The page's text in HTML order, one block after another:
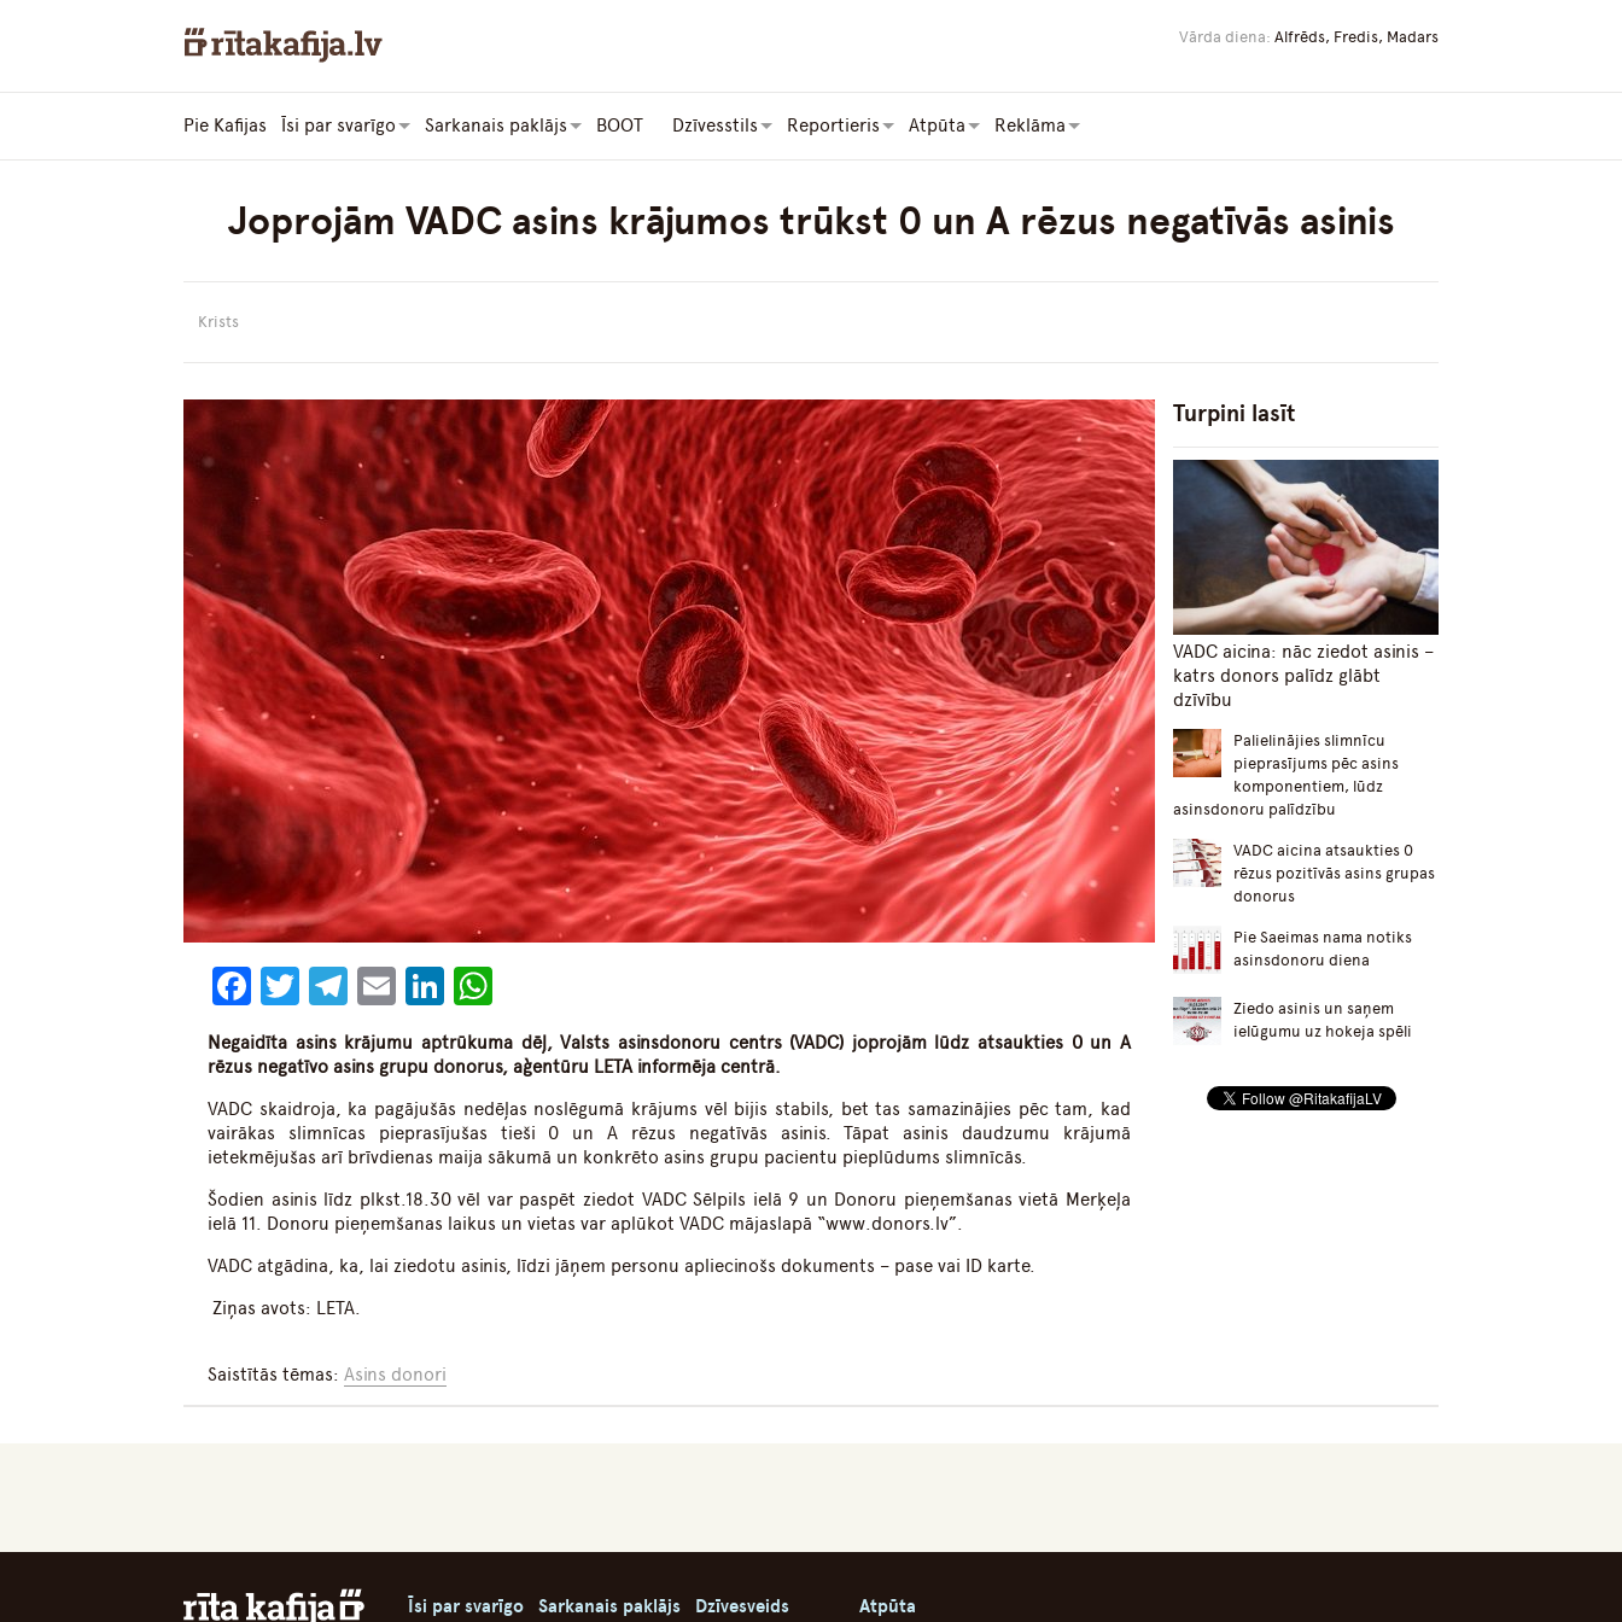
Vārda diena: Alfrēds, Fredis, Madars
Pie Kafijas Īsi par svarīgo Sarkanais paklājs BOOT Dzīvesstils Reportieris Atpūta Reklāma
Joprojām VADC asins krājumos trūkst 0 un A rēzus negatīvās asinis
Krists
Facebook
Twitter
Telegram
EmailLinkedIn
Negaidīta asins krājumu aptrūkuma dēļ, Valsts asinsdonoru centrs (VADC) joprojām lūdz atsaukties 0 un A
rēzus negatīvo asins grupu donorus, aģentūru LETA informēja centrā.
VADC skaidroja, ka pagājušās nedēļas noslēgumā krājums vēl bijis stabils, bet tas samazinājies pēc tam, kad
vairākas slimnīcas pieprasījušas tieši 0 un A rēzus negatīvās asinis. Tāpat asinis daudzumu krājumā
ietekmējušas arī brīvdienas maija sākumā un konkrēto asins grupu pacientu pieplūdums slimnīcās.
Šodien asinis līdz plkst.18.30 vēl var paspēt ziedot VADC Sēlpils ielā 9 un Donoru pieņemšanas vietā Merķeļa
ielā 11. Donoru pieņemšanas laikus un vietas var aplūkot VADC mājaslapā “www.donors.lv”.
VADC atgādina, ka, lai ziedotu asinis, līdzi jāņem personu apliecinošs dokuments – pase vai ID karte.
Ziņas avots: LETA.
Saistītās tēmas:Asins donori
Turpini lasīt
VADC aicina: nāc ziedot asinis –
katrs donors palīdz glābt
dzīvību
Palielinājies slimnīcu
pieprasījums pēc asins
komponentiem, lūdz
asinsdonoru palīdzību
VADC aicina atsaukties 0
rēzus pozitīvās asins grupas
donorus
Pie Saeimas nama notiks
asinsdonoru diena
Ziedo asinis un saņem
ielūgumu uz hokeja spēli
Īsi par svarīgo Sarkanais paklājs Dzīvesveids Atpūta